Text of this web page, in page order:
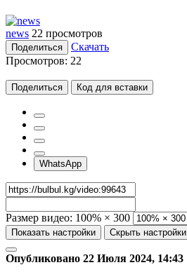
news 22 просмотров
Поделиться
Скачать
Просмотров: 22
Поделиться Код для вставки
WhatsApp
Размер видео: 100% × 300
Показать настройки Скрыть настройки
Опубликовано 22 Июля 2024, 14:43